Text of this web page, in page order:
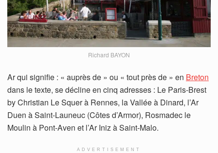
Richard BAYON
Ar qui signifie : « auprès de » ou « tout près de » en Breton
dans le texte, se décline en cinq adresses : Le Paris-Brest
by Christian Le Squer à Rennes, la Vallée à Dinard, l’Ar
Duen à Saint-Launeuc (Côtes d’Armor), Rosmadec le
Moulin à Pont-Aven et l’Ar Iniz à Saint-Malo.
ADVERTISEMENT